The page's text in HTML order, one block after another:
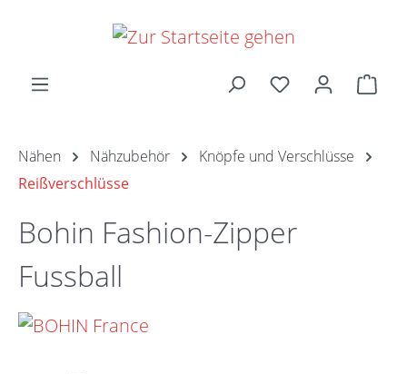
Zum Hauptinhalt springen
Nähen Nähzubehör
Knöpfe und Verschlüsse
Reißverschlüsse
Bohin Fashion-Zipper
Fussball